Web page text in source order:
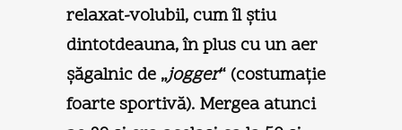
relaxat-volubil, cum îl ştiu
dintotdeauna, în plus cu un aer
şăgalnic de „jogger“ (costumaţie
foarte sportivă). Mergea atunci